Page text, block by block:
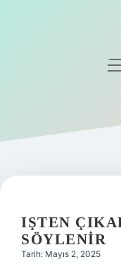
Gizlilik Politikası
Yasal Uyarı
IŞTEN
SÖYLENIR
Tarih: Mayıs 2, 2025